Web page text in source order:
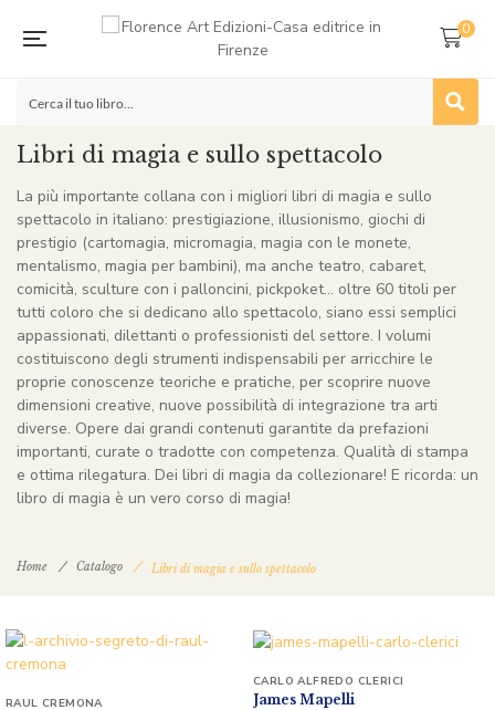
0
Libri di magia e sullo spettacolo
La più importante collana con i migliori libri di magia e sullo
spettacolo in italiano: prestigiazione, illusionismo, giochi di
prestigio (cartomagia, micromagia, magia con le monete,
mentalismo, magia per bambini), ma anche teatro, cabaret,
comicità, sculture con i palloncini, pickpoket… oltre 60 titoli per
tutti coloro che si dedicano allo spettacolo, siano essi semplici
appassionati, dilettanti o professionisti del settore. I volumi
costituiscono degli strumenti indispensabili per arricchire le
proprie conoscenze teoriche e pratiche, per scoprire nuove
dimensioni creative, nuove possibilità di integrazione tra arti
diverse. Opere dai grandi contenuti garantite da prefazioni
importanti, curate o tradotte con competenza. Qualità di stampa
e ottima rilegatura. Dei libri di magia da collezionare! E ricorda: un
libro di magia è un vero corso di magia!
Home Catalogo Libri di magia e sullo spettacolo
RAUL CREMONA James Mapelli
CARLO ALFREDO CLERICI